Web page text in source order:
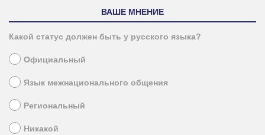
ВАШЕ МНЕНИЕ
Какой статус должен быть у русского языка?
Официальный
Язык межнационального общения
Региональный
Никакой